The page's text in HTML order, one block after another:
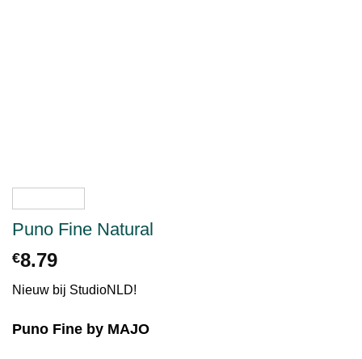
Puno Fine Natural
€8.79
Nieuw bij StudioNLD!
Puno Fine by MAJO